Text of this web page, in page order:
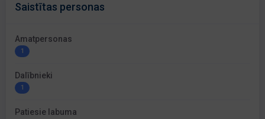
Saistītas personas
Amatpersonas
1
Dalībnieki
1
Patiesie labuma